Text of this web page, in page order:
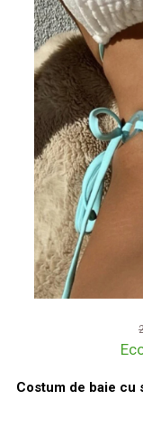
Costum de baie cu